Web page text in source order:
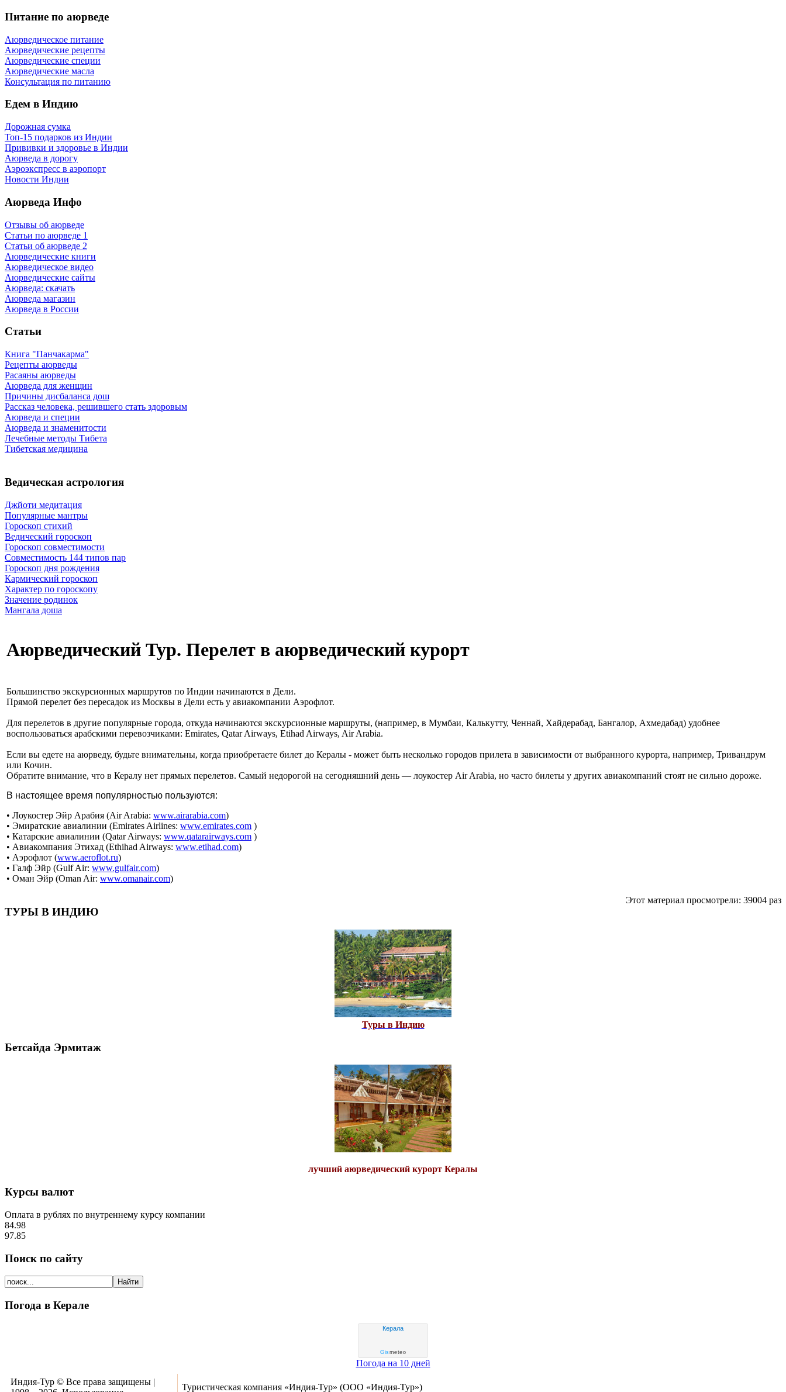
Питание по аюрведе
Аюрведическое питание
Аюрведические рецепты
Аюрведические специи
Аюрведические масла
Консультация по питанию
Едем в Индию
Дорожная сумка
Топ-15 подарков из Индии
Прививки и здоровье в Индии
Аюрведа в дорогу
Аэроэкспресс в аэропорт
Новости Индии
Аюрведа Инфо
Отзывы об аюрведе
Статьи по аюрведе 1
Статьи об аюрведе 2
Аюрведические книги
Аюрведическое видео
Аюрведические сайты
Аюрведа: скачать
Аюрведа магазин
Аюрведа в России
Статьи
Книга "Панчакарма"
Рецепты аюрведы
Расаяны аюрведы
Аюрведа для женщин
Причины дисбаланса дош
Рассказ человека, решившего стать здоровым
Аюрведа и специи
Аюрведа и знаменитости
Лечебные методы Тибета
Тибетская медицина
Ведическая астрология
Джйоти медитация
Популярные мантры
Гороскоп стихий
Ведический гороскоп
Гороскоп совместимости
Совместимость 144 типов пар
Гороскоп дня рождения
Кармический гороскоп
Характер по гороскопу
Значение родинок
Мангала доша
Аюрведический Тур. Перелет в аюрведический курорт
Большинство экскурсионных маршрутов по Индии начинаются в Дели.
Прямой перелет без пересадок из Москвы в Дели есть у авиакомпании Аэрофлот.
Для перелетов в другие популярные города, откуда начинаются экскурсионные маршруты, (например, в Мумбаи, Калькутту, Ченнай, Хайдерабад, Бангалор, Ахмедабад) удобнее
воспользоваться арабскими перевозчиками: Emirates, Qatar Airways, Etihad Airways, Air Arabia.
Если вы едете на аюрведу, будьте внимательны, когда приобретаете билет до Кералы - может быть несколько городов прилета в зависимости от выбранного курорта, например, Тривандрум
или Кочин.
Обратите внимание, что в Кералу нет прямых перелетов. Самый недорогой на сегодняшний день — лоукостер Air Arabia, но часто билеты у других авиакомпаний стоят не сильно дороже.
В настоящее время популярностью пользуются:
• Лоукостер Эйр Арабия (Air Arabia: www.airarabia.com)
• Эмиратские авиалинии (Emirates Airlines: www.emirates.com )
• Катарские авиалинии (Qatar Airways: www.qatarairways.com )
• Авиакомпания Этихад (Ethihad Airways: www.etihad.com)
• Аэрофлот (www.aeroflot.ru)
• Галф Эйр (Gulf Air: www.gulfair.com)
• Оман Эйр (Oman Air: www.omanair.com)
Этот материал просмотрели: 39004 раз
ТУРЫ В ИНДИЮ
Туры в Индию
Бетсайда Эрмитаж
лучший аюрведический курорт Кералы
Курсы валют
Оплата в рублях по внутреннему курсу компании
84.98
97.85
Поиск по сайту
Погода в Керале
Керала
Gismeteo
Погода на 10 дней
Индия-Тур © Все права защищены |
Туристическая компания «Индия-Тур» (ООО «Индия-Тур»)